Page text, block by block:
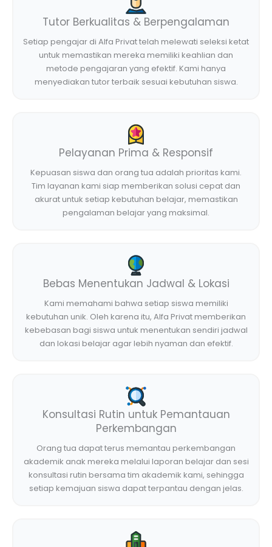
Tutor Berkualitas & Berpengalaman
Setiap pengajar di Alfa Privat telah melewati seleksi ketat
untuk memastikan mereka memiliki keahlian dan
metode pengajaran yang efektif. Kami hanya
menyediakan tutor terbaik sesuai kebutuhan siswa.
Pelayanan Prima & Responsif
Kepuasan siswa dan orang tua adalah prioritas kami.
Tim layanan kami siap memberikan solusi cepat dan
akurat untuk setiap kebutuhan belajar, memastikan
pengalaman belajar yang maksimal.
Bebas Menentukan Jadwal & Lokasi
Kami memahami bahwa setiap siswa memiliki
kebutuhan unik. Oleh karena itu, Alfa Privat memberikan
kebebasan bagi siswa untuk menentukan sendiri jadwal
dan lokasi belajar agar lebih nyaman dan efektif.
Konsultasi Rutin untuk Pemantauan
Perkembangan
Orang tua dapat terus memantau perkembangan
akademik anak mereka melalui laporan belajar dan sesi
konsultasi rutin bersama tim akademik kami, sehingga
setiap kemajuan siswa dapat terpantau dengan jelas.